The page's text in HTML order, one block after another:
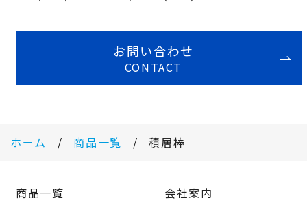
お問い合わせ
CONTACT
ホーム 商品一覧 積層棒
商品一覧 会社案内